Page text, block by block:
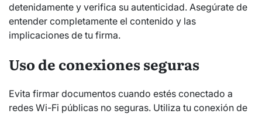
detenidamente y verifica su autenticidad. Asegúrate de
entender completamente el contenido y las
implicaciones de tu firma.
Uso de conexiones seguras
Evita firmar documentos cuando estés conectado a
redes Wi-Fi públicas no seguras. Utiliza tu conexión de